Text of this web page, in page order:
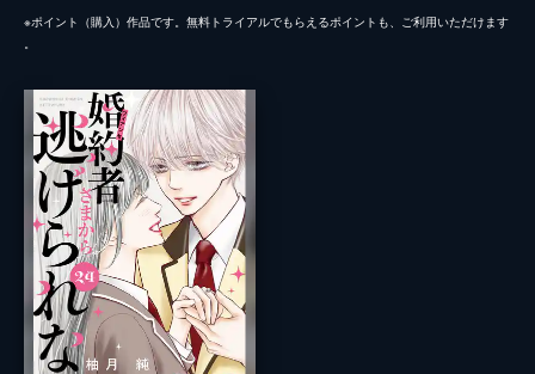
※ポイント（購⼊）作品です。無料トライアルでもらえるポイントも、ご利⽤いただけます